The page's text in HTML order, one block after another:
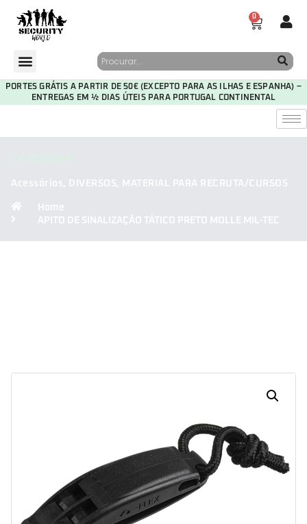
0
PORTES GRÁTIS A PARTIR DE 50€ (EXCEPTO PARA AS ILHAS E ESPANHA) –
ENTREGAS EM ½ DIAS ÚTEIS PARA PORTUGAL CONTINENTAL
Acessórios, DIVERSOS, MATERIAL PARA RECRUTA/CURSOS
Home
APITO DE SINALIZAÇÃO TÁTICO PRETO MOLLE MIL-TEC